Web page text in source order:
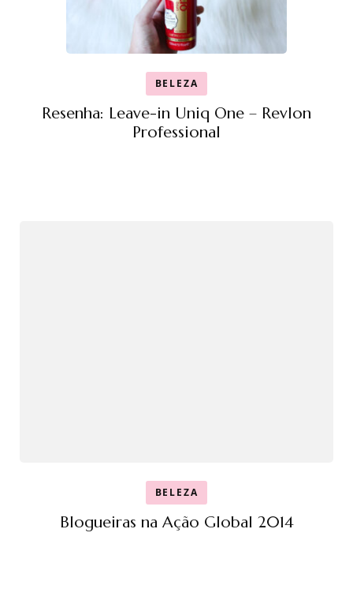
BELEZA
Resenha: Leave-in Uniq One – Revlon
Professional
BELEZA
Blogueiras na Ação Global 2014